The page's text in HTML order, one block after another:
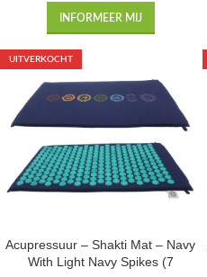
INFORMEER MIJ
UITVERKOCHT
Acupressuur – Shakti Mat – Navy
With Light Navy Spikes (7